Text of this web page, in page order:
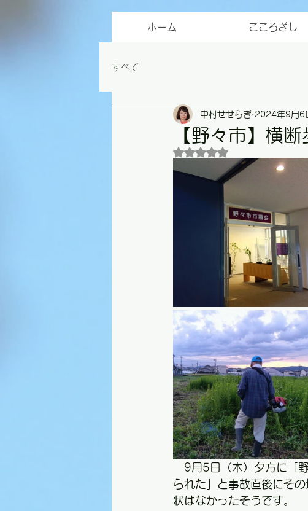
ホーム こころざし
すべて
【野々市】横
中村せせらぎ 2024年9月6
5つ星のうちNaNと評価さ
9月5日（木）夕方に「
られた」と事故直後にそ
状はなかったそうです。